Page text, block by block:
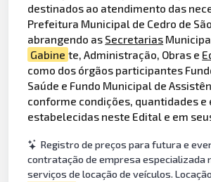
destinados ao atendimento das
Prefeitura Municipal de Cedro de
abrangendo as Secretarias
Gabine te, Administração, Obras e
como dos órgãos participantes
Saúde e Fundo Municipal de
conforme condições, quantidades e
estabelecidas neste Edital e em
Registro de preços para futura e
contratação de empresa especializada
serviços de locação de veículos.